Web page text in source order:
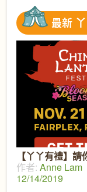
最新
【丫丫有禮】
作者: Anne Lam
12/14/2019